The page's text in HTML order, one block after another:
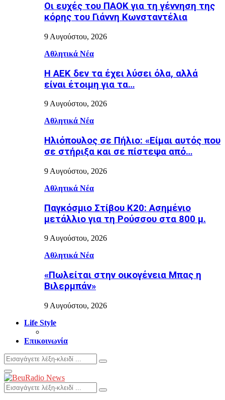
Οι ευχές του ΠΑΟΚ για τη γέννηση της
κόρης του Γιάννη Κωνσταντέλια
9 Αυγούστου, 2026
Αθλητικά Νέα
Η ΑΕΚ δεν τα έχει λύσει όλα, αλλά
είναι έτοιμη για τα…
9 Αυγούστου, 2026
Αθλητικά Νέα
Ηλιόπουλος σε Πήλιο: «Είμαι αυτός που
σε στήριξα και σε πίστεψα από…
9 Αυγούστου, 2026
Αθλητικά Νέα
Παγκόσμιο Στίβου Κ20: Ασημένιο
μετάλλιο για τη Ρούσσου στα 800 μ.
9 Αυγούστου, 2026
Αθλητικά Νέα
«Πωλείται στην οικογένεια Μπας η
Βιλερμπάν»
9 Αυγούστου, 2026
Life Style
Επικοινωνία
Search
for:
Search
Primary
Menu
Search
for:
Search